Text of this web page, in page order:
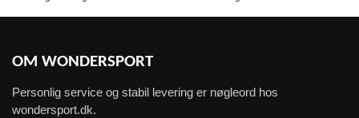
OM WONDERSPORT
Personlig service og stabil levering er nøgleord hos
wondersport.dk.